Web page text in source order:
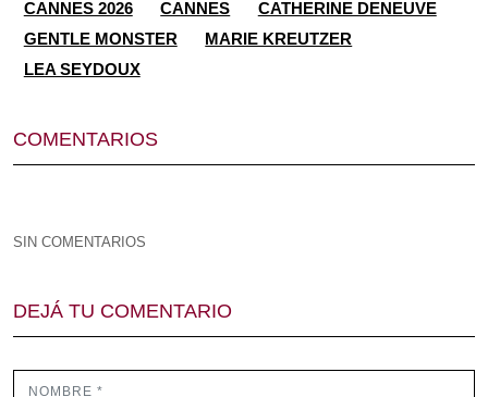
CANNES 2026
CANNES
CATHERINE DENEUVE
GENTLE MONSTER
MARIE KREUTZER
LEA SEYDOUX
COMENTARIOS
SIN COMENTARIOS
DEJÁ TU COMENTARIO